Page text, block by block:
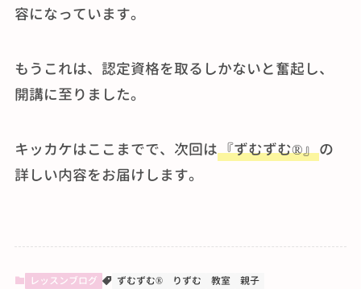
容になっています。
もうこれは、認定資格を取るしかないと奮起し、
開講に至りました。
キッカケはここまでで、次回は『ずむずむ®』の
詳しい内容をお届けします。
レッスンブログ ずむずむ® りずむ 教室 親子